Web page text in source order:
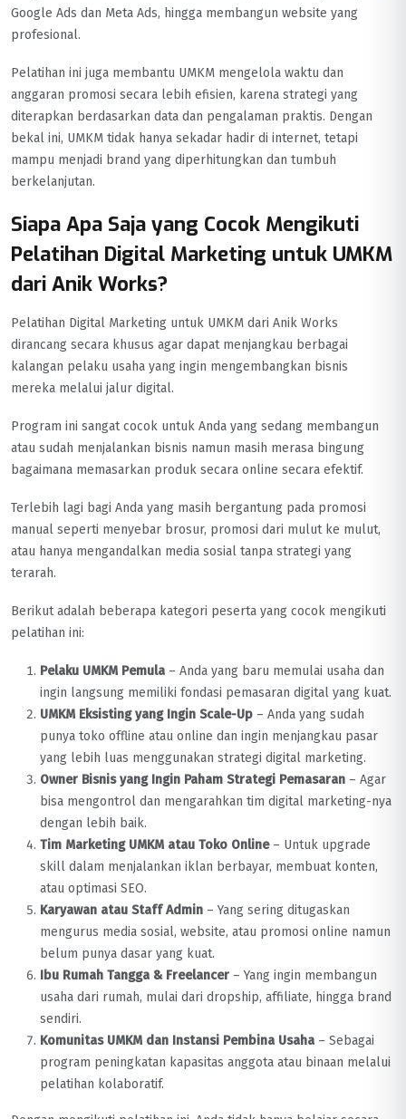
Google Ads dan Meta Ads, hingga membangun website yang
profesional.
Pelatihan ini juga membantu UMKM mengelola waktu dan
anggaran promosi secara lebih efisien, karena strategi yang
diterapkan berdasarkan data dan pengalaman praktis. Dengan
bekal ini, UMKM tidak hanya sekadar hadir di internet, tetapi
mampu menjadi brand yang diperhitungkan dan tumbuh
berkelanjutan.
Siapa Apa Saja yang Cocok Mengikuti
Pelatihan Digital Marketing untuk UMKM
dari Anik Works?
Pelatihan Digital Marketing untuk UMKM dari Anik Works
dirancang secara khusus agar dapat menjangkau berbagai
kalangan pelaku usaha yang ingin mengembangkan bisnis
mereka melalui jalur digital.
Program ini sangat cocok untuk Anda yang sedang membangun
atau sudah menjalankan bisnis namun masih merasa bingung
bagaimana memasarkan produk secara online secara efektif.
Terlebih lagi bagi Anda yang masih bergantung pada promosi
manual seperti menyebar brosur, promosi dari mulut ke mulut,
atau hanya mengandalkan media sosial tanpa strategi yang
terarah.
Berikut adalah beberapa kategori peserta yang cocok mengikuti
pelatihan ini:
Pelaku UMKM Pemula – Anda yang baru memulai usaha dan
ingin langsung memiliki fondasi pemasaran digital yang kuat.
UMKM Eksisting yang Ingin Scale-Up – Anda yang sudah
punya toko offline atau online dan ingin menjangkau pasar
yang lebih luas menggunakan strategi digital marketing.
Owner Bisnis yang Ingin Paham Strategi Pemasaran – Agar
bisa mengontrol dan mengarahkan tim digital marketing-nya
dengan lebih baik.
Tim Marketing UMKM atau Toko Online– Untuk upgrade
skill dalam menjalankan iklan berbayar, membuat konten,
atau optimasi SEO.
Karyawan atau Staff Admin – Yang sering ditugaskan
mengurus media sosial, website, atau promosi online namun
belum punya dasar yang kuat.
Ibu Rumah Tangga & Freelancer – Yang ingin membangun
usaha dari rumah, mulai dari dropship, affiliate, hingga brand
sendiri.
Komunitas UMKM dan Instansi Pembina Usaha – Sebagai
program peningkatan kapasitas anggota atau binaan melalui
pelatihan kolaboratif.